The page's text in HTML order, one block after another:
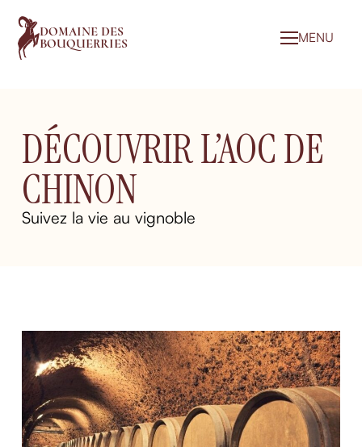
DOMAINE DES
BOUQUERRIES MENU
DÉCOUVRIR L’AOC DE
CHINON
Suivez la vie au vignoble